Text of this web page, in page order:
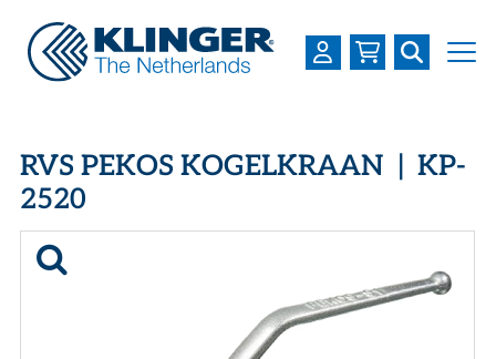
PRODUCTEN
INDUSTRIEËN
SERVICES
RVS PEKOS KOGELKRAAN | KP-
2520